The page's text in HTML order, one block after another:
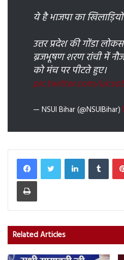
ये है भाजपा का
उत्तर प्रदेश की गोंडा
ब्रजभूषण शरण रांची में
को मंच पर पीटते हुए।
pic.twitter.com/
— NSUI Bihar (@NSUIBihar)
LinkedIn
Print
Related Articles